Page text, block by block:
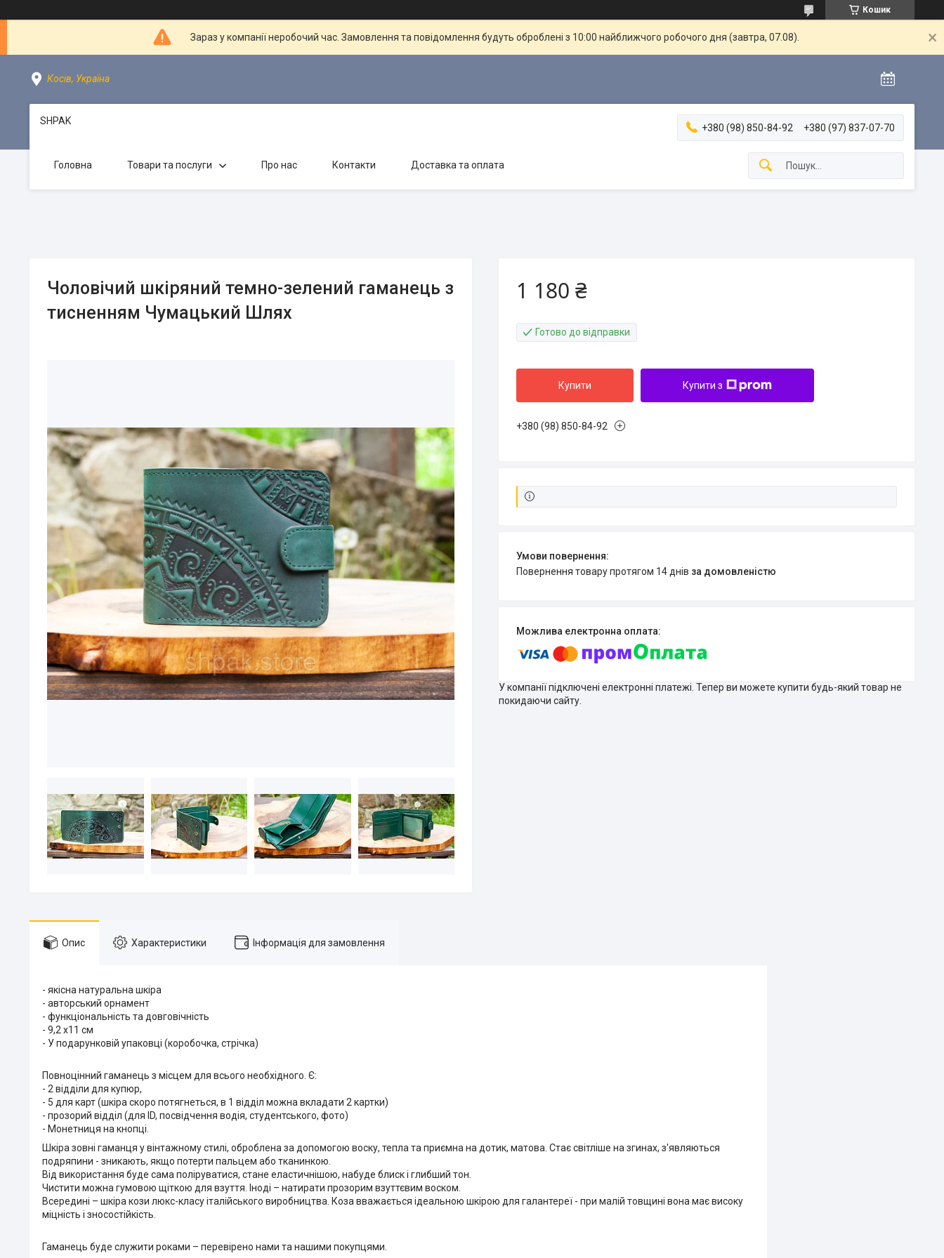
Кошик
Зараз у компанії неробочий час. Замовлення та повідомлення будуть оброблені з 10:00 найближчого робочого дня (завтра, 07.08).
Косів, Україна
SHPAK
+380 (98) 850-84-92 +380 (97) 837-07-70
Головна Товари та послуги Про нас Контакти Доставка та оплата
Чоловічий шкіряний темно-зелений гаманець з
тисненням Чумацький Шлях
1 180 ₴
Готово до відправки
Купити Купити з
+380 (98) 850-84-92
повернення товару протягом 14 днів за домовленістю
У компанії підключені електронні платежі. Тепер ви можете купити будь-який товар не
покидаючи сайту.
Опис Характеристики Інформація для замовлення
- якісна натуральна шкіра
- авторський орнамент
- функціональність та довговічність
- 9,2 х11 см
- У подарунковій упаковці (коробочка, стрічка)
Повноцінний гаманець з місцем для всього необхідного. Є:
- 2 відділи для купюр,
- 5 для карт (шкіра скоро потягнеться, в 1 відділ можна вкладати 2 картки)
- прозорий відділ (для ID, посвідчення водія, студентського, фото)
- Монетниця на кнопці.
Шкіра зовні гаманця у вінтажному стилі, оброблена за допомогою воску, тепла та приємна на дотик, матова. Стає світліше на згинах, з'являються
подряпини - зникають, якщо потерти пальцем або тканинкою.
Від використання буде сама поліруватися, стане еластичнішою, набуде блиск і глибший тон.
Чистити можна гумовою щіткою для взуття. Іноді – натирати прозорим взуттєвим воском.
Всередині – шкіра кози люкс-класу італійського виробництва. Коза вважається ідеальною шкірою для галантереї - при малій товщині вона має високу
міцність і зносостійкість.
Гаманець буде служити роками – перевірено нами та нашими покупцями.